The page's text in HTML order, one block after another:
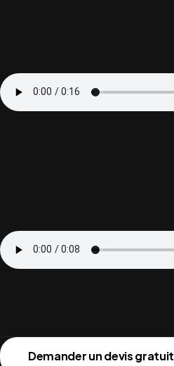
Demander un devis gratuit